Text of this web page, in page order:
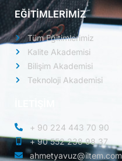
EĞİTİMLERİMİZ
Tüm Eğitimlerimiz
Kalite Akademisi
Bilişim Akademisi
Teknoloji Akademisi
+ 90 224 443 70 90
+ 90 552 238 98 37